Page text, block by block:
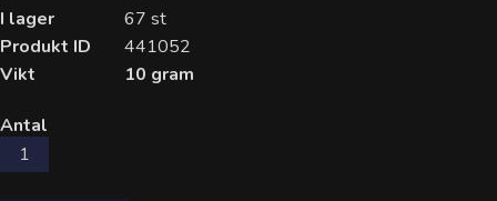
I lager
67 st
Produkt ID
441052
Vikt
10 gram
Antal